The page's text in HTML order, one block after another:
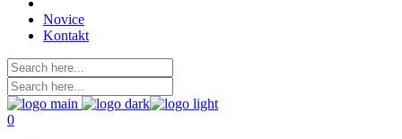
Novice
Kontakt
0